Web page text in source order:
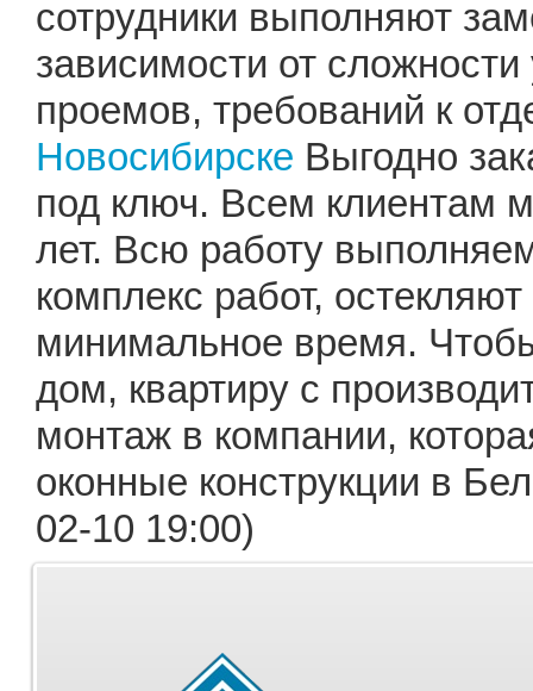
сотрудники выполняют
зависимости от
проемов, требований к
Новосибирске Выгодно
под ключ. Всем клиентам
лет. Всю работу
комплекс работ,
минимальное время.
дом, квартиру с
монтаж в компании,
оконные конструкции в
02-10 19:00)